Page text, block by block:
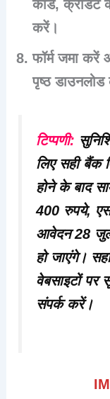
कार्ड, क्रेडिट
करें।
फॉर्म जमा करें
पृष्ठ
टिप्पणी:
लिए सही बैंक
होने के बाद
400 रुपये,
आवेदन 28
हो जाएंगे।
वेबसाइटों पर
संपर्क करें।